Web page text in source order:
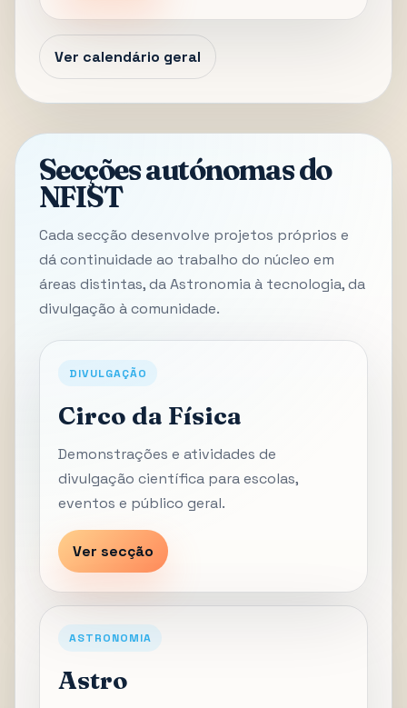
Ver calendário geral
Secções autónomas do
NFIST
Cada secção desenvolve projetos próprios e
dá continuidade ao trabalho do núcleo em
áreas distintas, da Astronomia à tecnologia, da
divulgação à comunidade.
DIVULGAÇÃO
Circo da Física
Demonstrações e atividades de
divulgação científica para escolas,
eventos e público geral.
Ver secção
ASTRONOMIA
Astro